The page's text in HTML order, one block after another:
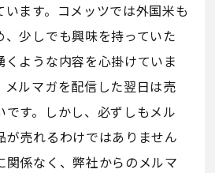
ます。コメッツでは外国米も
少しでも興味を持っていた
ような内容を心掛けていま
メルマガを配信した翌日は売
す。しかし、必ずしもメル
が売れるわけではありません
関係なく、弊社からのメルマ